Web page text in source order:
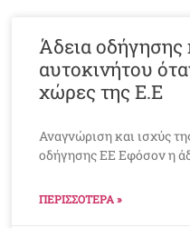
Άδεια οδήγησης
αυτοκινήτου
χώρες της Ε.Ε
Αναγνώριση και ισχύς
οδήγησης ΕΕ Εφόσον η
ΠΕΡΙΣΣΟΤΕΡΑ »